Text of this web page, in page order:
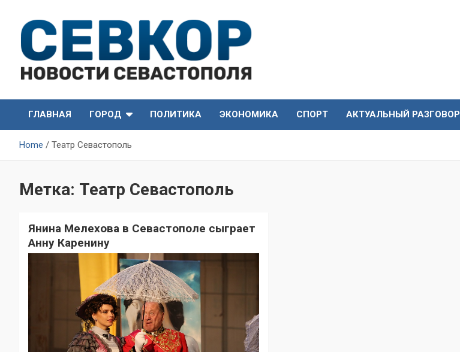
content
СевКор — Новости
Севастополя
Севастополя
ГЛАВНАЯ
ГОРОД ПОЛИТИКА ЭКОНОМИКА СПОРТ АКТУАЛЬНЫЙ РАЗГОВОР
Home Театр Севастополь
Метка: Театр Севастополь
Янина Мелехова в Севастополе сыграет
Анну Каренину